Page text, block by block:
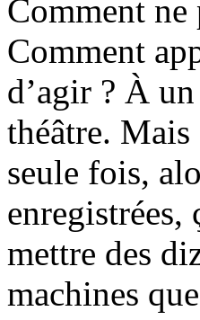
Comment ne
Comment
d’agir ? À
théâtre. Mais
seule fois,
mettre des
machines